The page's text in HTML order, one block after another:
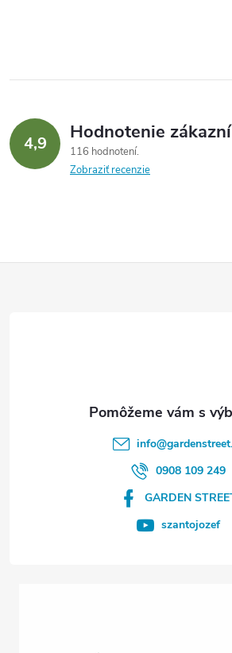
4,9 Hodnotenie
116 hodnotení
Zobraziť recenzie
info@
0908 109 249
GARDEN
szantojozef